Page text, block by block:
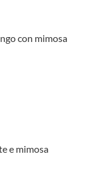
con mimosa
e mimosa